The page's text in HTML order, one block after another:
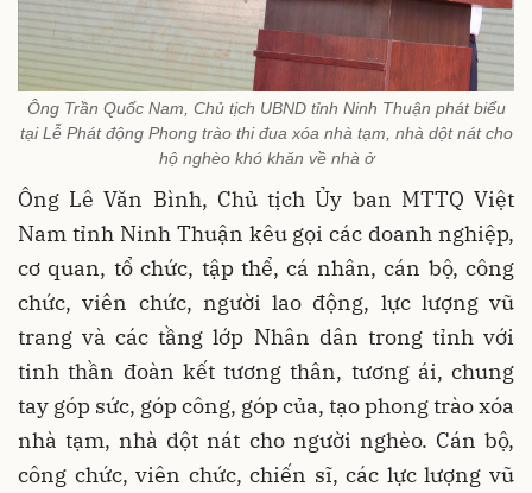
Ông Trần Quốc Nam, Chủ tịch UBND tỉnh Ninh Thuận phát biểu
tại Lễ Phát động Phong trào thi đua xóa nhà tạm, nhà dột nát cho
hộ nghèo khó khăn về nhà ở
Ông Lê Văn Bình, Chủ tịch Ủy ban MTTQ Việt
Nam tỉnh Ninh Thuận kêu gọi các doanh nghiệp,
cơ quan, tổ chức, tập thể, cá nhân, cán bộ, công
chức, viên chức, người lao động, lực lượng vũ
trang và các tầng lớp Nhân dân trong tỉnh với
tinh thần đoàn kết tương thân, tương ái, chung
tay góp sức, góp công, góp của, tạo phong trào xóa
nhà tạm, nhà dột nát cho người nghèo. Cán bộ,
công chức, viên chức, chiến sĩ, các lực lượng vũ